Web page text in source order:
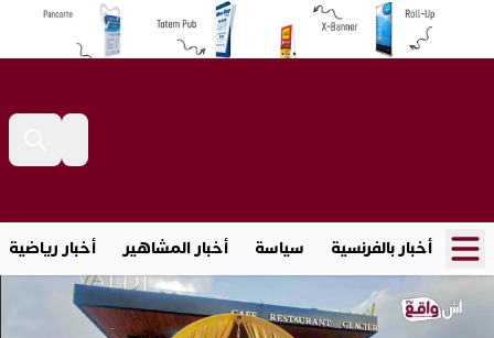
أخبار بالفرنسية سياسة أخبار المشاهير أخبار رياضية